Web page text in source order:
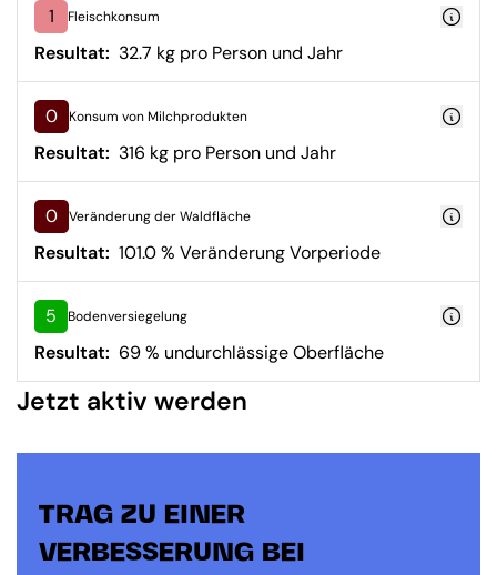
1 Fleischkonsum
Resultat: 32.7 kg pro Person und Jahr
0 Konsum von Milchprodukten
Resultat: 316 kg pro Person und Jahr
0 Veränderung der Waldfläche
Resultat: 101.0 % Veränderung Vorperiode
5 Bodenversiegelung
Resultat: 69 % undurchlässige Oberfläche
Jetzt aktiv werden
TRAG ZU EINER
VERBESSERUNG BEI